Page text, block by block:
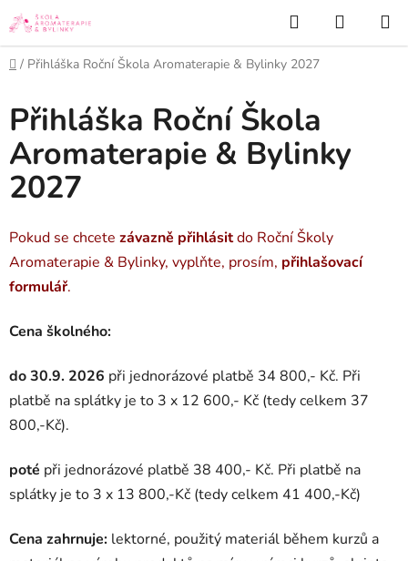
Přejít
na
obsah
Hledat
KOŠÍK
Domů
/ Přihláška Roční Škola Aromaterapie & Bylinky 2027
Přihláška Roční Škola
Aromaterapie & Bylinky
2027
Pokud se chcete závazně přihlásitdo Roční Školy
Aromaterapie & Bylinky, vyplňte, prosím, přihlašovací
formulář.
Cena školného:
do 30.9. 2026 při jednorázové platbě 34 800,- Kč. Při
platbě na splátky je to 3 x 12 600,- Kč (tedy celkem 37
800,-Kč).
poté při jednorázové platbě 38 400,- Kč. Při platbě na
splátky je to 3 x 13 800,-Kč (tedy celkem 41 400,-Kč)
Cena zahrnuje: lektorné, použitý materiál během kurzů a